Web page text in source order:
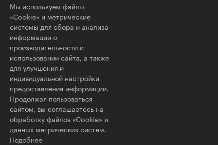
Мы используем файлы
«Cookie» и метрические
системы для сбора и анализа
информации о
производительности и
использовании сайта, а также
для улучшения и
индивидуальной настройки
предоставления информации.
Продолжая пользоваться
сайтом, вы соглашаетесь на
обработку файлов «Cookie» и
данных метрических систем.
Подобнее